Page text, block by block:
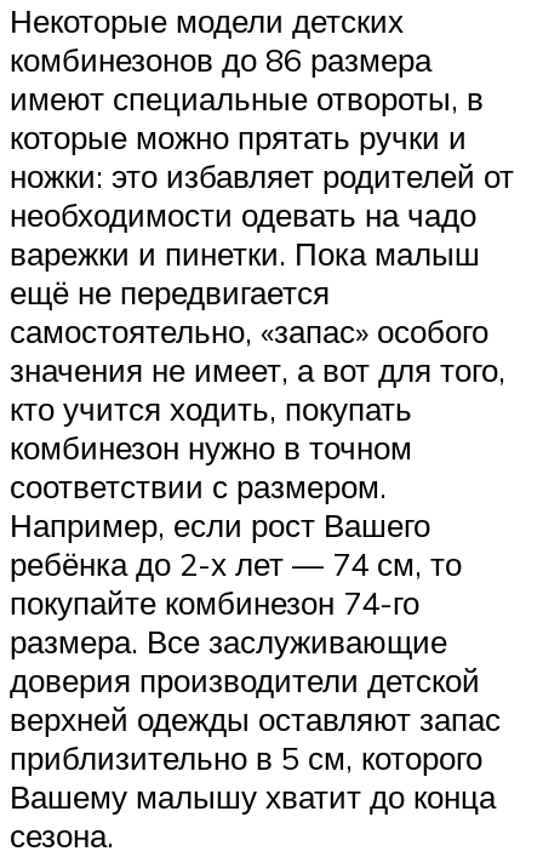
Некоторые модели детских
комбинезонов до 86 размера
имеют специальные отвороты, в
которые можно прятать ручки и
ножки: это избавляет родителей от
необходимости одевать на чадо
варежки и пинетки. Пока малыш
ещё не передвигается
самостоятельно, «запас» особого
значения не имеет, а вот для того,
кто учится ходить, покупать
комбинезон нужно в точном
соответствии с размером.
Например, если рост Вашего
ребёнка до 2-х лет — 74 см, то
покупайте комбинезон 74-го
размера. Все заслуживающие
доверия производители детской
верхней одежды оставляют запас
приблизительно в 5 см, которого
Вашему малышу хватит до конца
сезона.